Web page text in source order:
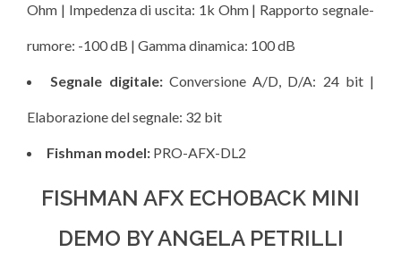
Ohm | Impedenza di uscita: 1k Ohm | Rapporto segnale-
rumore: -100 dB | Gamma dinamica: 100 dB
Segnale digitale: Conversione A/D, D/A: 24 bit |
Elaborazione del segnale: 32 bit
Fishman model: PRO-AFX-DL2
FISHMAN AFX ECHOBACK MINI
DEMO BY ANGELA PETRILLI